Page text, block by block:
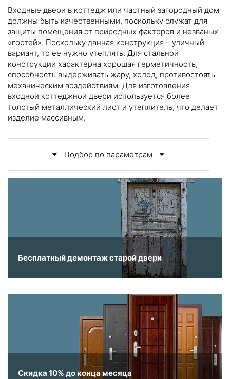
Входные двери в коттедж или частный загородный дом
должны быть качественными, поскольку служат для
защиты помещения от природных факторов и незваных
«гостей». Поскольку данная конструкция – уличный
вариант, то ее нужно утеплять. Для стальной
конструкции характерна хорошая герметичность,
способность выдерживать жару, холод, противостоять
механическим воздействиям. Для изготовления
входной коттеджной двери используется более
толстый металлический лист и утеплитель, что делает
изделие массивным.
Подбор по параметрам
Бесплатный демонтаж старой двери
Скидка 10% до конца месяца